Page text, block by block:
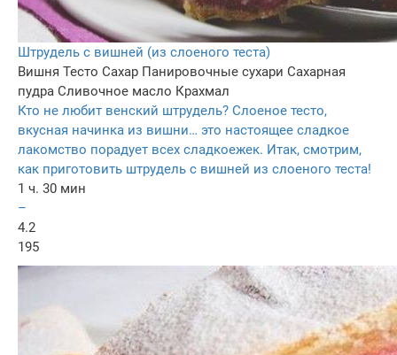
Штрудель с вишней (из слоеного теста)
Вишня Тесто Сахар Панировочные сухари Сахарная
пудра Сливочное масло Крахмал
Кто не любит венский штрудель? Слоеное тесто,
вкусная начинка из вишни… это настоящее сладкое
лакомство порадует всех сладкоежек. Итак, смотрим,
как приготовить штрудель с вишней из слоеного теста!
1 ч. 30 мин
–
4.2
195